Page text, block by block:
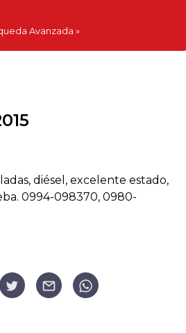
Avanzada
diésel, excelente estado,
0994-098370, 0980-